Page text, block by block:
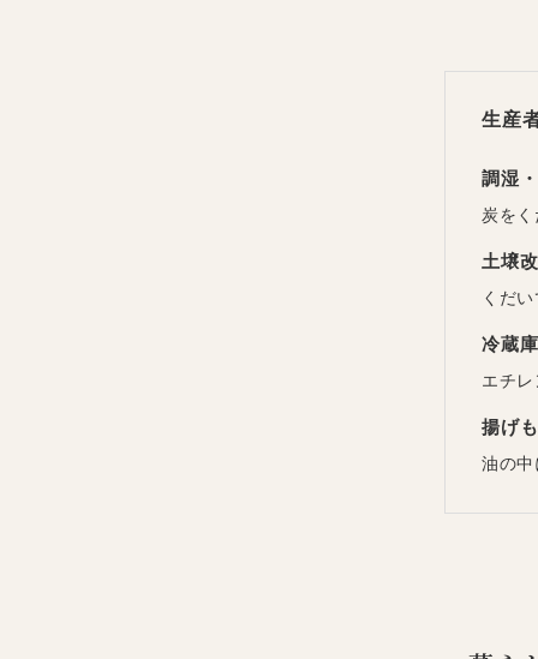
生産
調湿
炭を
土壌
くだ
冷蔵
エチ
揚げ
油の